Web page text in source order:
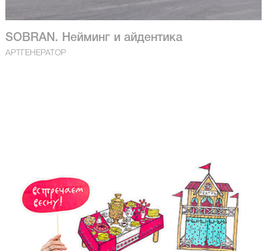
SOBRAN. Нейминг и айдентика
АРТГЕНЕРАТОР